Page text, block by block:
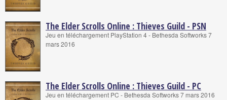
The Elder Scrolls Online : Thieves Guild - PSN
Jeu en téléchargement PlayStation 4 - Bethesda Softworks 7
mars 2016
The Elder Scrolls Online : Thieves Guild - PC
Jeu en téléchargement PC - Bethesda Softworks 7 mars 2016